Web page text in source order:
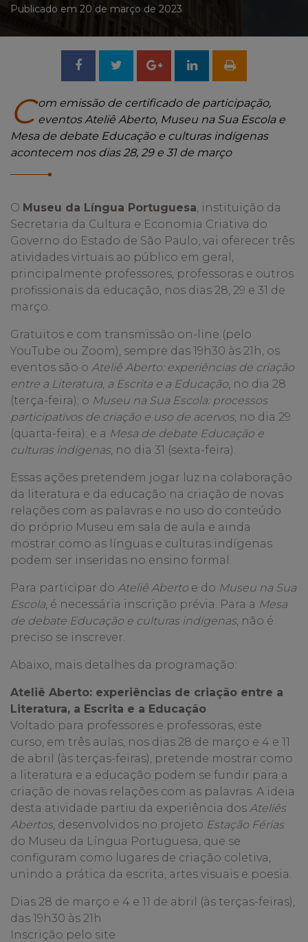
Publicado em 20 de março de 2023
Compartilhar
no
Facebook
TweetarCompartilhar
no
Google
+
C om emissão de certificado de participação,
eventosAteliê Aberto, Museu na Sua Escola e
Mesade debate Educação e culturas indígenas
acontecem nos dias 28, 29e 31 de março
O Museu da Língua Portuguesa, instituição da
Secretaria da Cultura e Economia Criativa do
Governo do Estado de São Paulo, vai oferecer três
atividades virtuais ao público em geral,
principalmente professores, professoras e outros
profissionais da educação, nos dias 28, 29 e 31 de
março.
Gratuitos e com transmissão on-line (pelo
YouTube ou Zoom), sempre das 19h30 às 21h, os
eventos são o Ateliê Aberto: experiências de criação
entre a Literatura, a Escrita e a Educação, no dia 28
(terça-feira); o Museu na Sua Escola: processos
participativos de criação e uso de acervos, no dia 29
(quarta-feira); e a Mesa de debate Educação e
culturas indígenas, no dia 31 (sexta-feira).
Essas ações pretendem jogar luz na colaboração
da literatura e da educação na criação de novas
relações com as palavras e no uso do conteúdo
do próprio Museu em sala de aula e ainda
mostrar como as línguas e culturas indígenas
podem ser inseridas no ensino formal.
Para participar do Ateliê Aberto e do Museu na Sua
Escola, é necessária inscrição prévia. Para a Mesa
de debate Educação e culturas indígenas, não é
preciso se inscrever.
Abaixo, mais detalhes da programação:
Ateliê Aberto: experiências de criação entre a
Literatura, a Escrita e a Educação
Voltado para professores e professoras, este
curso, em três aulas, nos dias 28 de março e 4 e 11
de abril (às terças-feiras), pretende mostrar como
a literatura e a educação podem se fundir para a
criação de novas relações com as palavras. A ideia
desta atividade partiu da experiência dos Ateliês
Abertos, desenvolvidos no projeto Estação Férias
do Museu da Língua Portuguesa, que se
configuram como lugares de criação coletiva,
unindo a prática da escrita, artes visuais e poesia.
Dias 28 de março e 4 e 11 de abril (às terças-feiras),
das 19h30 às 21h
Inscrição pelo site